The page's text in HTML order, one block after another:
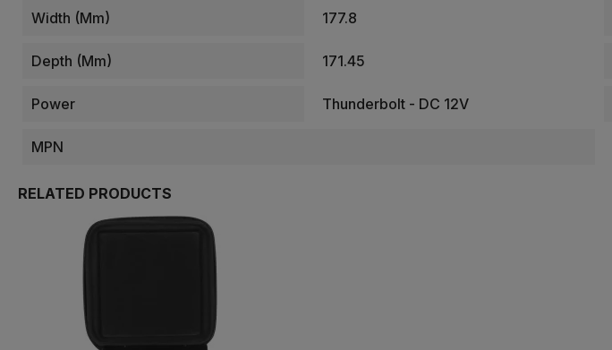
Width (mm) 177.8
Depth (mm) 171.45
Power Thunderbolt - DC 12V
MPN
RELATED PRODUCTS